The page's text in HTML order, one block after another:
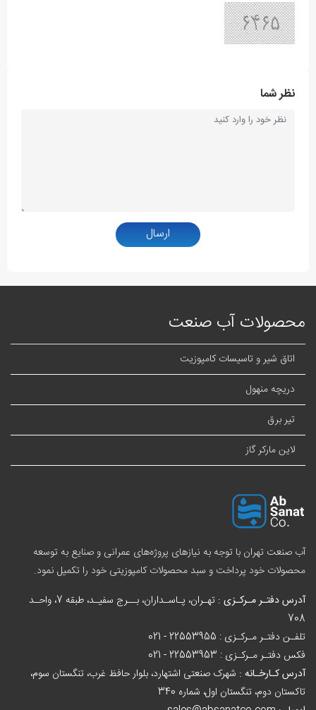
نظر شما
ارسال
محصولات آب صنعت
اتاق شیر و تاسیسات کامپوزیت
دریچه منهول
تیر برق
لاین مارکر گاز
آب صنعت تهران با توجه به نیازهای پروژه‌های عمرانی و صنایع به توسعه
محصولات خود پرداخت و سبد محصولات کامپوزیتیخود را تکمیل نمود.
آدرس دفتـر مـرکـزی :
تهـران، پـاسـداران، بــرج سفیـد، طبقه 7، واحـد
708
تلفـن دفتـر مـرکـزی : 021 - 22553955
فکس دفتـر مـرکـزی : 021 - 22553953
آدرس کـارخـانه :شهرک صنعتی اشتهارد، بلوار حافظ غرب، تنگستان سوم،
تاکستان دوم، تنگستان اول، شماره 340